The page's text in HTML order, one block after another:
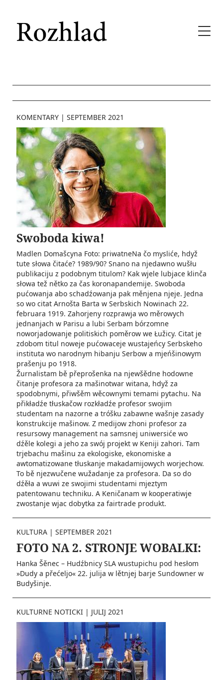
KOMENTARY | SEPTEMBER 2021
Swoboda kiwa!
Madlen Domašcyna Foto: priwatneNa čo mysliće, hdyž
tute słowa čitaće? 1989/90? Snano na njedawno wušłu
publikaciju z podobnym titulom? Kak wjele lubjace klinča
słowa tež nětko za čas koronapandemije. Swoboda
pućowanja abo schadźowanja pak měnjena njeje. Jedna
so wo citat Arnošta Barta w Serbskich Nowinach 22.
februara 1919. Zahorjeny rozprawja wo měrowych
jednanjach w Parisu a lubi Serbam bórzomne
noworjadowanje politiskich poměrow we Łužicy. Citat je
zdobom titul noweje pućowaceje wustajeńcy Serbskeho
instituta wo narodnym hibanju Serbow a mjeńšinowym
prašenju po 1918.
Žurnalistam bě přeprošenka na njewšědne hodowne
čitanje profesora za mašinotwar witana, hdyž za
spodobnymi, přiwšěm wěcownymi temami pytachu. Na
přikładźe tłuskačow rozkładźe profesor swojim
studentam na nazorne a tróšku zabawne wašnje zasady
konstrukcije mašinow. Z medijow zhoni profesor za
resursowy management na samsnej uniwersiće wo
dźěle kolegi a jeho za swój projekt w Keniji zahori. Tam
trjebachu mašinu za ekologiske, ekonomiske a
awtomatizowane tłuskanje makadamijowych worjechow.
To bě njezwučene wužadanje za profesora. Da so do
dźěła a wuwi ze swojimi studentami mjeztym
patentowanu techniku. A Keničanam w kooperatiwje
zwostanje wjac dobytka za fairtrade produkt.
KULTURA | SEPTEMBER 2021
FOTO NA 2. STRONJE WOBALKI:
Hanka Šěnec – Hudźbnicy SLA wustu­pichu pod hesłom
»Dudy a přećeljo« 22. julija w lětnjej barje Sundowner w
Budyšinje.
KULTURNE NOTICKI | JULIJ 2021